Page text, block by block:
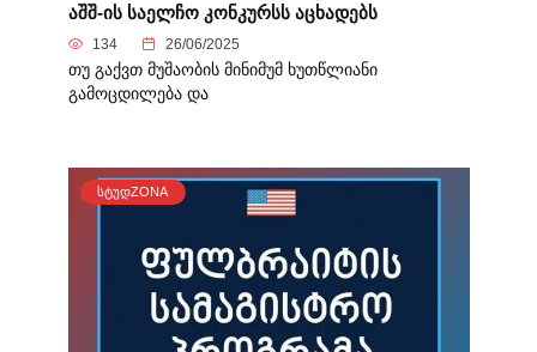
აშშ-ის საელჩო კონკურსს აცხადებს
134 26/06/2025
თუ გაქვთ მუშაობის მინიმუმ ხუთწლიანი
გამოცდილება და
ᲡᲢᲣᲓZONA